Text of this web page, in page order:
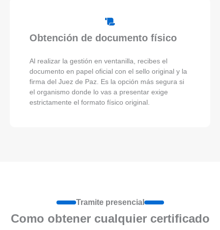
Obtención de documento físico
Al realizar la gestión en ventanilla, recibes el
documento en papel oficial con el sello original y la
firma del Juez de Paz. Es la opción más segura si
el organismo donde lo vas a presentar exige
estrictamente el formato físico original.
Tramite presencial
Como obtener cualquier certificado